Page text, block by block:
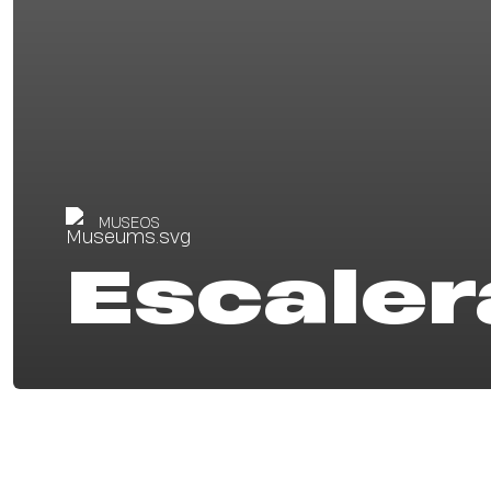
MUSEOS